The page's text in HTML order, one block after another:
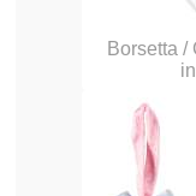
Borsetta